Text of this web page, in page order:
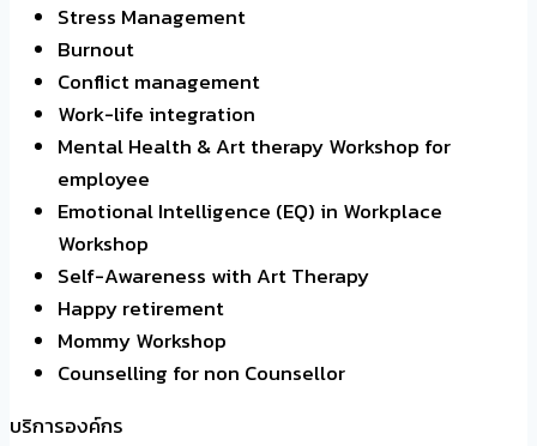
Stress Management
Burnout
Conflict management
Work-life integration
Mental Health & Art therapy Workshop for
employee
Emotional Intelligence (EQ) in Workplace
Workshop
Self-Awareness with Art Therapy
Happy retirement
Mommy Workshop
Counselling for non Counsellor
บริการองค์กร